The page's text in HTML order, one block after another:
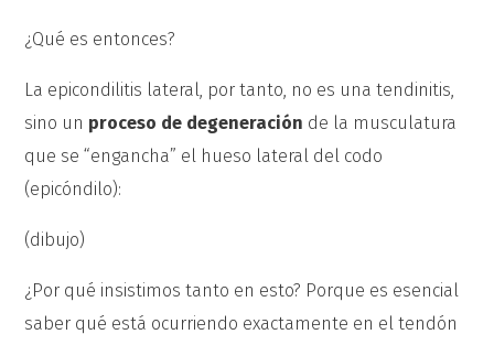
¿Qué es entonces?
La epicondilitis lateral, por tanto, no es una tendinitis,
sino un proceso de degeneración de la musculatura
que se “engancha” el hueso lateral del codo
(epicóndilo):
(dibujo)
¿Por qué insistimos tanto en esto? Porque es esencial
saber qué está ocurriendo exactamente en el tendón